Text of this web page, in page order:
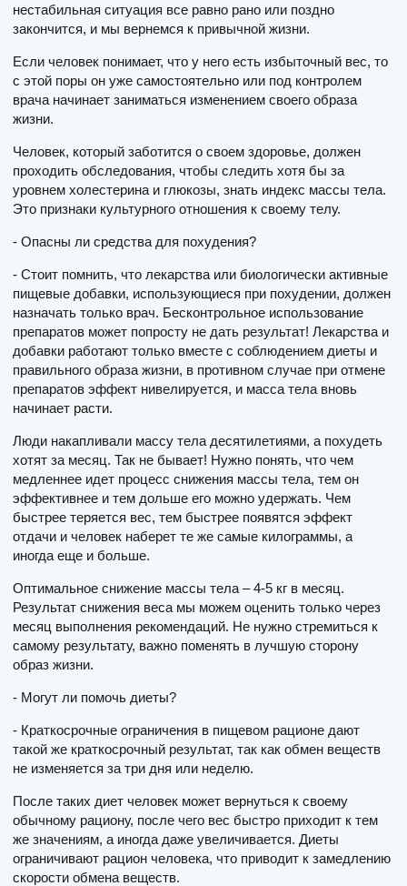
нестабильная ситуация все равно рано или поздно
закончится, и мы вернемся к привычной жизни.
Если человек понимает, что у него есть избыточный вес, то
с этой поры он уже самостоятельно или под контролем
врача начинает заниматься изменением своего образа
жизни.
Человек, который заботится о своем здоровье, должен
проходить обследования, чтобы следить хотя бы за
уровнем холестерина и глюкозы, знать индекс массы тела.
Это признаки культурного отношения к своему телу.
- Опасны ли средства для похудения?
- Стоит помнить, что лекарства или биологически активные
пищевые добавки, использующиеся при похудении, должен
назначать только врач. Бесконтрольное использование
препаратов может попросту не дать результат! Лекарства и
добавки работают только вместе с соблюдением диеты и
правильного образа жизни, в противном случае при отмене
препаратов эффект нивелируется, и масса тела вновь
начинает расти.
Люди накапливали массу тела десятилетиями, а похудеть
хотят за месяц. Так не бывает! Нужно понять, что чем
медленнее идет процесс снижения массы тела, тем он
эффективнее и тем дольше его можно удержать. Чем
быстрее теряется вес, тем быстрее появятся эффект
отдачи и человек наберет те же самые килограммы, а
иногда еще и больше.
Оптимальное снижение массы тела – 4-5 кг в месяц.
Результат снижения веса мы можем оценить только через
месяц выполнения рекомендаций. Не нужно стремиться к
самому результату, важно поменять в лучшую сторону
образ жизни.
- Могут ли помочь диеты?
- Краткосрочные ограничения в пищевом рационе дают
такой же краткосрочный результат, так как обмен веществ
не изменяется за три дня или неделю.
После таких диет человек может вернуться к своему
обычному рациону, после чего вес быстро приходит к тем
же значениям, а иногда даже увеличивается. Диеты
ограничивают рацион человека, что приводит к замедлению
скорости обмена веществ.